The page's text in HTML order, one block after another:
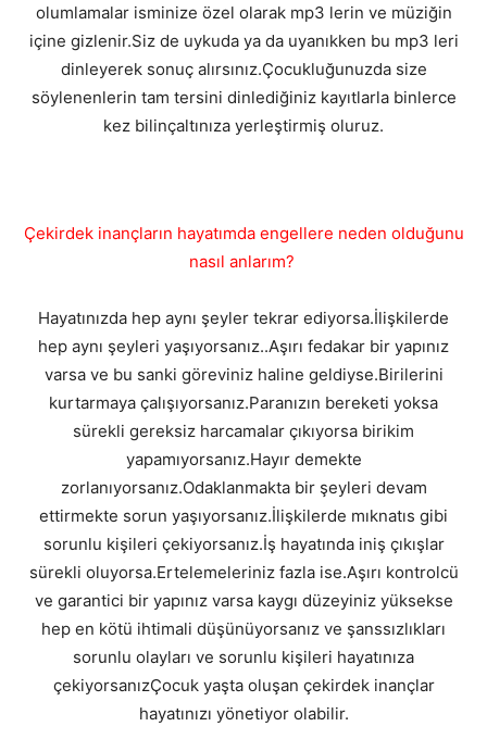
olumlamalar isminize özel olarak mp3 lerin ve müziğin
içine gizlenir.Siz de uykuda ya da uyanıkken bu mp3 leri
dinleyerek sonuç alırsınız.Çocukluğunuzda size
söylenenlerin tam tersini dinlediğiniz kayıtlarla binlerce
kez bilinçaltınıza yerleştirmiş oluruz.
Çekirdek inançların hayatımda engellere neden olduğunu
nasıl anlarım?
Hayatınızda hep aynı şeyler tekrar ediyorsa.İlişkilerde
hep aynı şeyleri yaşıyorsanız..Aşırı fedakar bir yapınız
varsa ve bu sanki göreviniz haline geldiyse.Birilerini
kurtarmaya çalışıyorsanız.Paranızın bereketi yoksa
sürekli gereksiz harcamalar çıkıyorsa birikim
yapamıyorsanız.Hayır demekte
zorlanıyorsanız.Odaklanmakta bir şeyleri devam
ettirmekte sorun yaşıyorsanız.İlişkilerde mıknatıs gibi
sorunlu kişileri çekiyorsanız.İş hayatında iniş çıkışlar
sürekli oluyorsa.Ertelemeleriniz fazla ise.Aşırı kontrolcü
ve garantici bir yapınız varsa kaygı düzeyiniz yüksekse
hep en kötü ihtimali düşünüyorsanız ve şanssızlıkları
sorunlu olayları ve sorunlu kişileri hayatınıza
çekiyorsanızÇocuk yaşta oluşan çekirdek inançlar
hayatınızı yönetiyor olabilir.